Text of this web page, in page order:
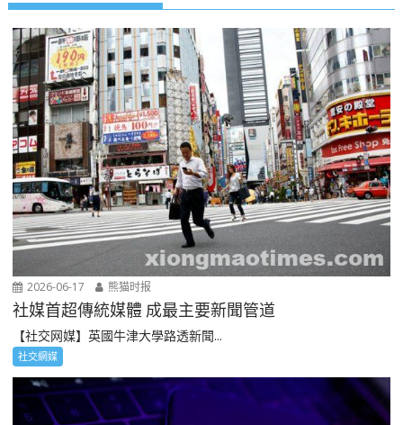
2026-06-17 熊猫时报
社媒首超傳統媒體 成最主要新聞管道
【社交网媒】英國牛津大學路透新聞...
社交網媒